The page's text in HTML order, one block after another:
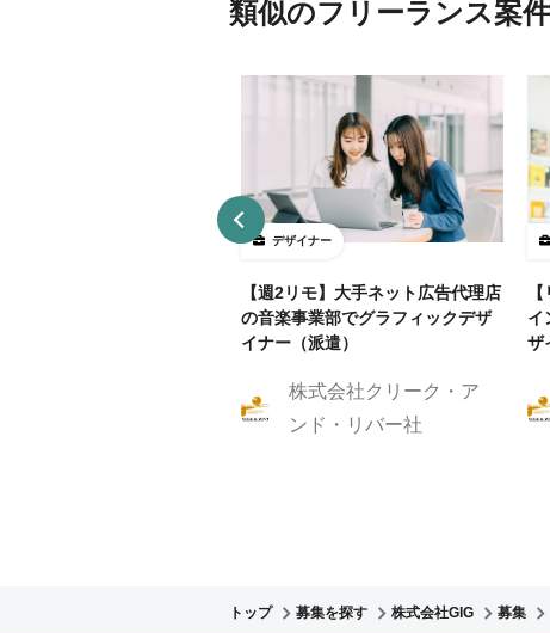
類似のフリーランス案件
デザイナー
【週2リモ】大手ネット広告代理店
の音楽事業部でグラフィックデザ
イナー（派遣）
株式会社クリーク・ア
ンド・リバー社
イ
ザ
トップ 募集を探す 株式会社GIG 募集